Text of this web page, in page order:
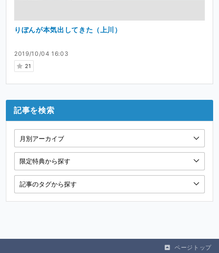
2019/10/04 16:03
21
りぼんが本気出してきた（上川）
記事を検索
ページトップ